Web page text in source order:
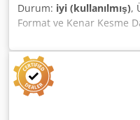
Durum: iyi (kullanılmış),
Format ve Kenar Kesme
Aqlsrf Çok sayıda
testeresi İmalat yılı: 1974
400 mm (şu anda takılı
Kenar kesme arabası
kesme yüksekliği: 50-125